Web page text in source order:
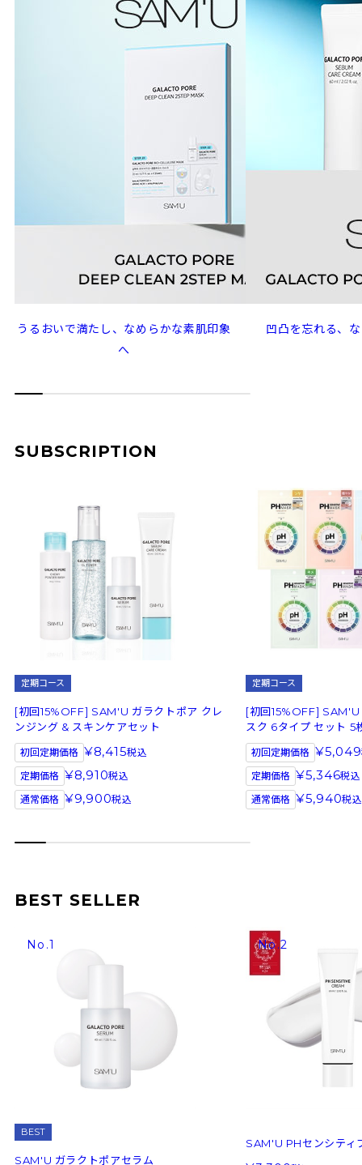
うるおいで満たし、なめらかな素肌印象
へ
凹凸を忘れる、
SUBSCRIPTION
定期コース
[初回15%OFF] SAM'U ガラクトポア クレ
ンジング & スキンケアセット
初回定期価格 8,415税込
定期価格
8,910税込
通常価格
9,900税込
定期コース
[初回15%OFF]
スク 6タイプ セット 5
初回定期価格 5,049
定期価格
5,346税込
通常価格
5,940税込
BEST SELLER
BEST
SAM'U ガラクトポアセラム
SAM'U PHセンシティ